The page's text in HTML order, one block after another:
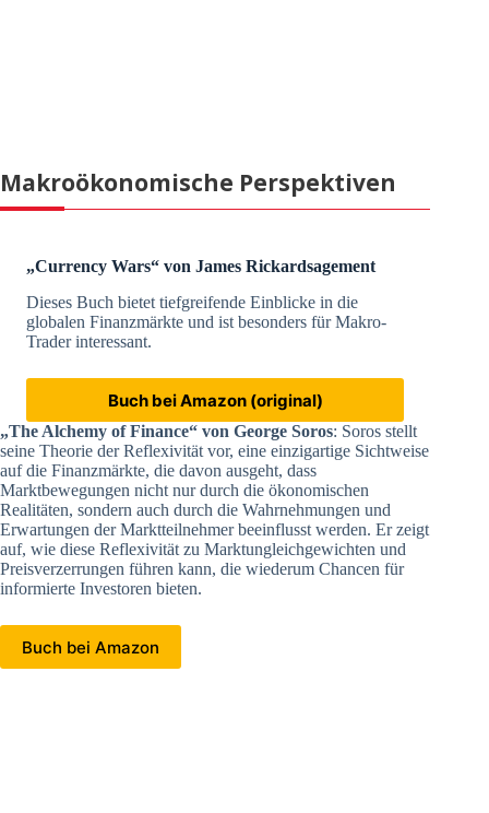
Makroökonomische Perspektiven
„Currency Wars“ von James Rickardsagement
Dieses Buch bietet tiefgreifende Einblicke in die
globalen Finanzmärkte und ist besonders für Makro-
Trader interessant.
Buch bei Amazon (original)
„The Alchemy of Finance“ von George Soros: Soros stellt
seine Theorie der Reflexivität vor, eine einzigartige Sichtweise
auf die Finanzmärkte, die davon ausgeht, dass
Marktbewegungen nicht nur durch die ökonomischen
Realitäten, sondern auch durch die Wahrnehmungen und
Erwartungen der Marktteilnehmer beeinflusst werden. Er zeigt
auf, wie diese Reflexivität zu Marktungleichgewichten und
Preisverzerrungen führen kann, die wiederum Chancen für
informierte Investoren bieten.
Buch bei Amazon